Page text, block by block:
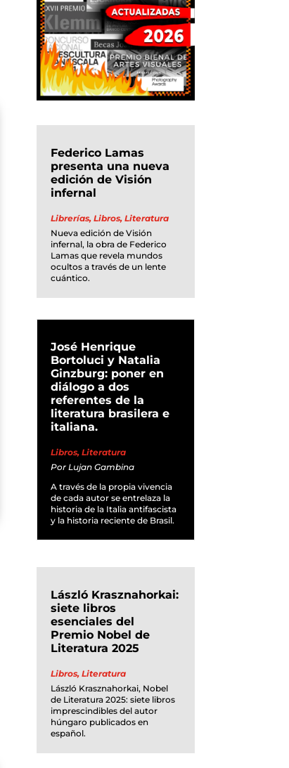
Federico Lamas
presenta una nueva
edición de Visión
infernal
Librerías,Libros,Literatura
Nueva edición de Visión
infernal, la obra de Federico
Lamas que revela mundos
ocultos a través de un lente
cuántico.
José Henrique
Bortoluci y Natalia
Ginzburg: poner en
diálogo a dos
referentes de la
literatura brasilera e
italiana.
Libros,Literatura
Por Lujan Gambina
A través de la propia vivencia
de cada autor se entrelaza la
historia de la Italia antifascista
y la historia reciente de Brasil.
László Krasznahorkai:
siete libros
esenciales del
Premio Nobel de
Literatura 2025
Libros,Literatura
László Krasznahorkai, Nobel
de Literatura 2025: siete libros
imprescindibles del autor
húngaro publicados en
español.